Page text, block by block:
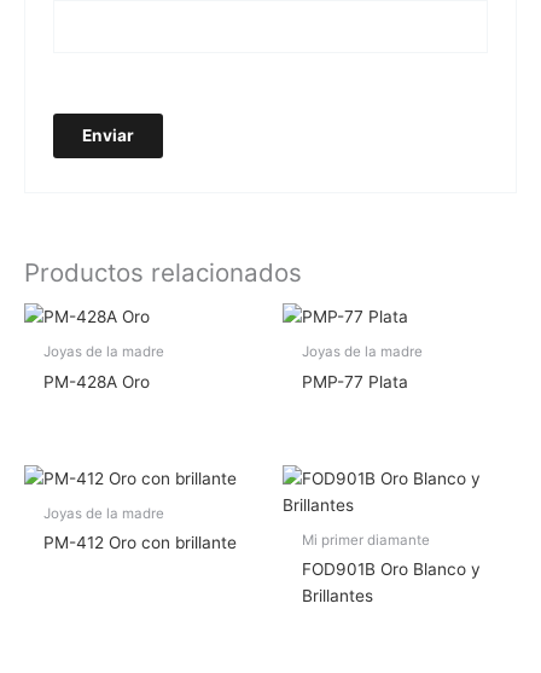
Productos relacionados
Joyas de la madre
PM-428A Oro
Joyas de la madre
PMP-77 Plata
Joyas de la madre
PM-412 Oro con brillante Mi primer diamante
FOD901B Oro Blanco y
Brillantes